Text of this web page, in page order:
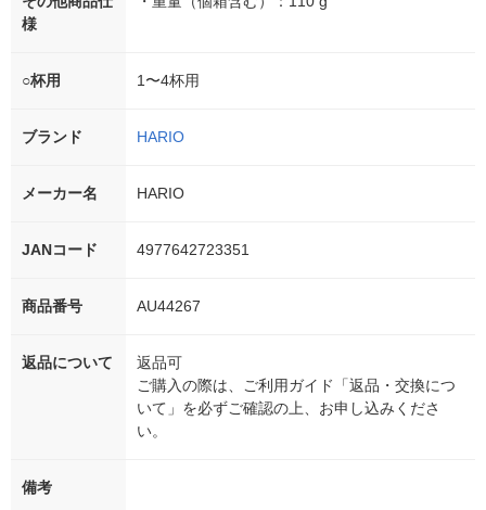
様
○杯用 1〜4杯用
ブランド HARIO
メーカー名 HARIO
JANコード 4977642723351
商品番号 AU44267
返品について
返品可
ご購入の際は、ご利用ガイド「返品・交換につ
いて」を必ずご確認の上、お申し込みくださ
い。
備考